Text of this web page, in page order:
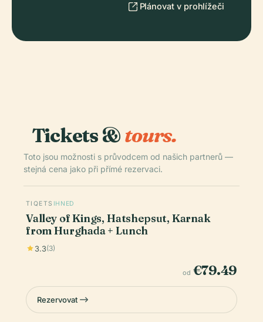
Plánovat v prohlížeči
Tickets &tours.
Toto jsou možnosti s průvodcem od našich partnerů —
stejná cena jako při přímé rezervaci.
TIQETS IHNED
Valley of Kings, Hatshepsut, Karnak
from Hurghada + Lunch
3.3(3)
od €79.49
Rezervovat